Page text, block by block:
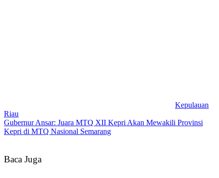
Kepulauan
Riau
Gubernur Ansar: Juara MTQ XII Kepri Akan Mewakili Provinsi
Kepri di MTQ Nasional Semarang
Baca Juga